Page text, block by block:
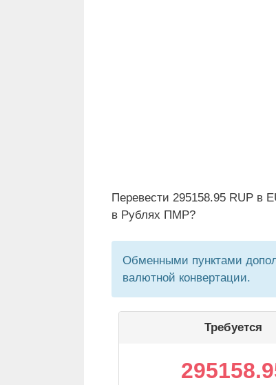
Перевести 295158.95 RUP в
в Рублях ПМР?
Обменными пунктами
валютной конвертации.
Требуется